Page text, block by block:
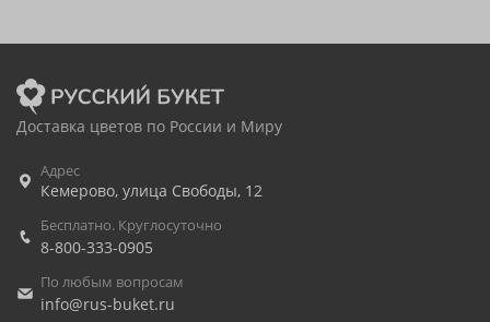
Доставка цветов по России и Миру
Адрес
Кемерово, улица Свободы, 12
Бесплатно. Круглосуточно
8-800-333-0905
По любым вопросам
info@rus-buket.ru